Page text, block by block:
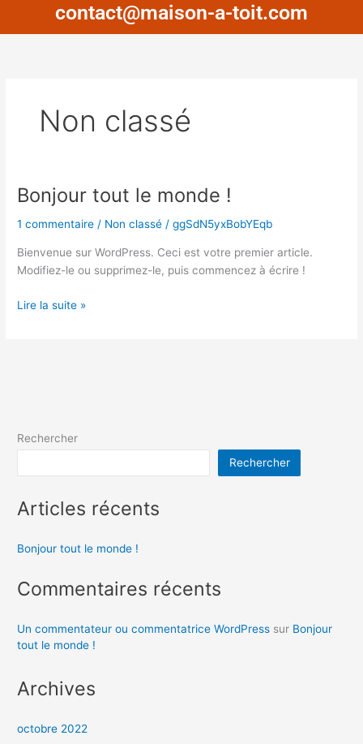
contact@maison-a-toit.com
Non classé
Bonjour tout le monde !
1 commentaire / Non classé /ggSdN5yxBobYEqb
Bienvenue sur WordPress. Ceci est votre premier article.
Modifiez-le ou supprimez-le, puis commencez à écrire !
Bonjour
le
Lire la suite »
Rechercher
Rechercher
Articles récents
Bonjour tout le monde !
Commentaires récents
Un commentateur ou commentatrice WordPress sur Bonjour
tout le monde !
Archives
octobre 2022